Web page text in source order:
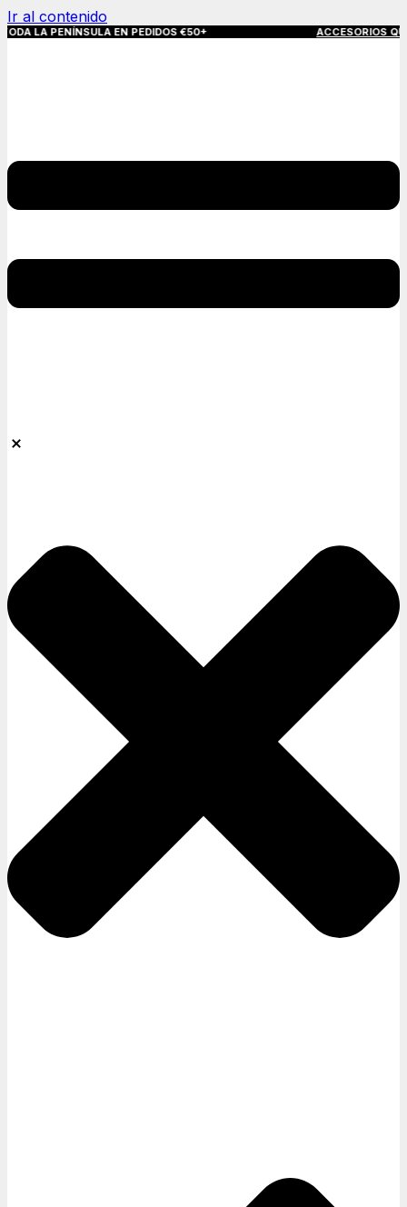
Ir al contenido
EN PEDIDOS €50+ ACCESORIOS QUE MARCAN